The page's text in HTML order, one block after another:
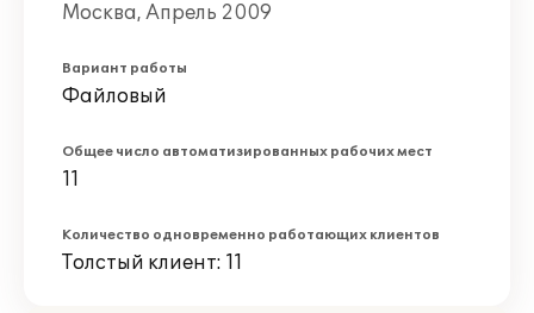
Москва, Апрель 2009
Вариант работы
Файловый
Общее число автоматизированных рабочих мест
11
Количество одновременно работающих клиентов
Толстый клиент: 11